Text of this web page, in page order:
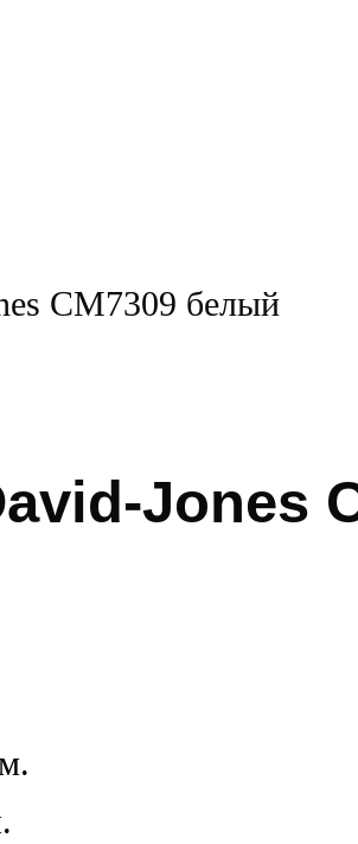
CM7309 белый
Jones